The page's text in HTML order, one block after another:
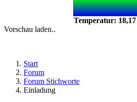
Temperatur: 18,17
Vorschau laden..
Start
Forum
Forum Stichworte
Einladung